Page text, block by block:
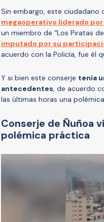
Sin embargo, este
megaoperativo liderado por
un miembro de “Los Piratas
imputado por su
acuerdo con la Policía, fue él
Y si bien este conserje tenía
antecedentes, de acuerdo
las últimas horas una
Conserje de Ñuñoa
polémica práctica